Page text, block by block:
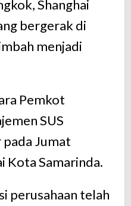
Shanghai
bergerak di
menjadi
Pemkot
SUS
Jumat
Kota Samarinda.
perusahaan telah